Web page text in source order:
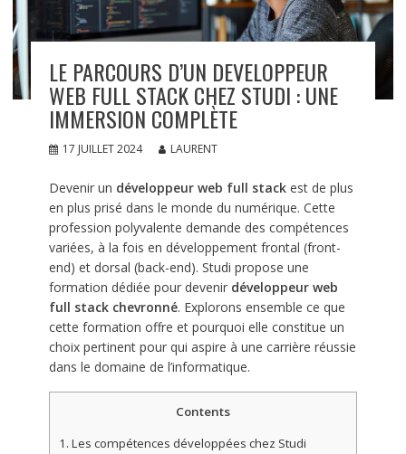
LE PARCOURS D’UN DEVELOPPEUR
WEB FULL STACK CHEZ STUDI : UNE
IMMERSION COMPLÈTE
17 JUILLET 2024 LAURENT
Devenir un développeur web full stackest de plus
en plus prisé dans le monde du numérique. Cette
profession polyvalente demande des compétences
variées, à la fois en développement frontal (front-
end) et dorsal (back-end). Studi propose une
formation dédiée pour devenir développeur web
full stack chevronné. Explorons ensemble ce que
cette formation offre et pourquoi elle constitue un
choix pertinent pour qui aspire à une carrière réussie
dans le domaine de l’informatique.
Contents
1. Les compétences développées chez Studi